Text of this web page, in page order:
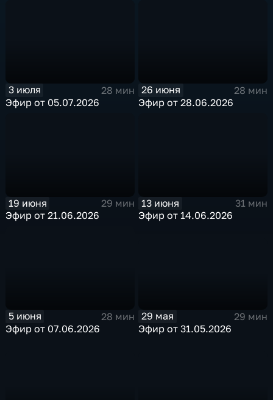
3 июля
28 мин
Эфир от 05.07.2026
26 июня
28 мин
Эфир от 28.06.2026
19 июня
29 мин
Эфир от 21.06.2026
13 июня
31 мин
Эфир от 14.06.2026
5 июня
28 мин
Эфир от 07.06.2026
29 мая
29 мин
Эфир от 31.05.2026